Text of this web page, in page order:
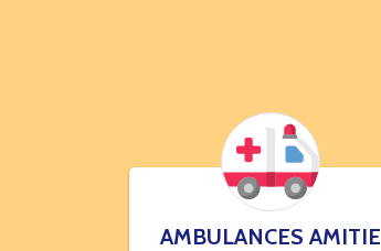
AMBULANCES AMITIE